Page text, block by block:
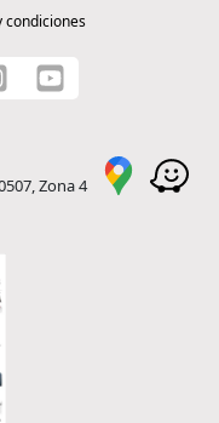
condiciones
Zona 4